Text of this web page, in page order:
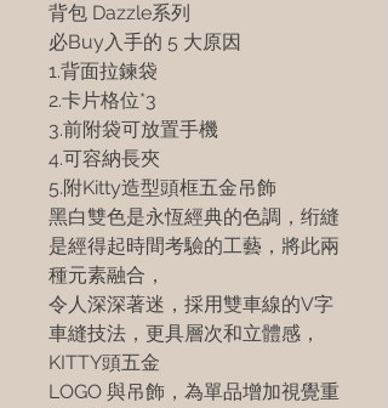
背包 Dazzle系列
必Buy入手的 5 大原因
1.背面拉鍊袋
2.卡片格位*3
3.前附袋可放置手機
4.可容納長夾
5.附Kitty造型頭框五金吊飾
黑白雙色是永恆經典的色調，绗縫
是經得起時間考驗的工藝，將此兩
種元素融合，
令人深深著迷，採用雙車線的V字
車縫技法，更具層次和立體感，
KITTY頭五金
LOGO 與吊飾，為單品增加視覺重